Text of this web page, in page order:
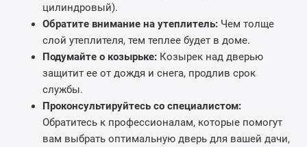
цилиндровый).
Обратите внимание на утеплитель: Чем толще
слой утеплителя, тем теплее будет в доме.
Подумайте о козырьке: Козырек над дверью
защитит ее от дождя и снега, продлив срок
службы.
Проконсультируйтесь со специалистом:
Обратитесь к профессионалам, которые помогут
вам выбрать оптимальную дверь для вашей дачи,